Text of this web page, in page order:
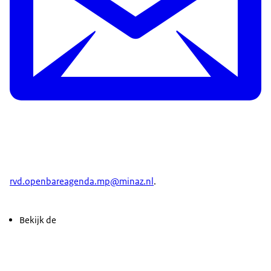
stoppen. Dat was de boodschap in mijn toespraak
en tegenover diverse collega’s in de regio, onder
wie de Palestijnse president Abbas en premier
Netanyahu van Israël die ik uitgebreid heb
gesproken. ‘Geef diplomatie een kans, dat is in
grootschalige regionale oorlog.
was natuurlijk de Russische oorlog tegen Oekraïne,
rvd.openbareagenda.mp@minaz.nl.
Bekijk de